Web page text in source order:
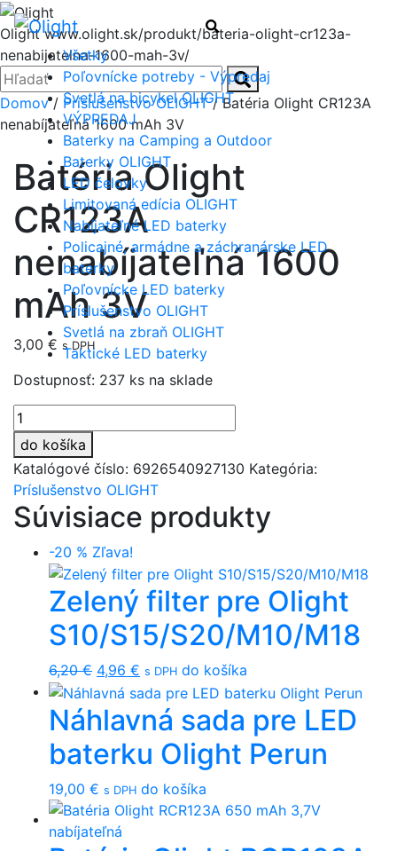
Olightwww.olight.sk/produkt/bateria-olight-cr123a-
nenabijatelna-1600-mah-3v/
Zatvoriť
Hľadať: Hľadať
Hľadať
Všetky
Poľovnícke potreby - Výpredaj
Svetlá na bicykel OLIGHT
VÝPREDAJ
Baterky na Camping a Outdoor
Baterky OLIGHT
LED čelovky
Limitovaná edícia OLIGHT
Nabíjateľné LED baterky
Policajné, armádne a záchranárske LED
baterky
Poľovnícke LED baterky
Príslušenstvo OLIGHT
Svetlá na zbraň OLIGHT
Taktické LED baterky
Domov/ Príslušenstvo OLIGHT/ Batéria Olight CR123A
nenabíjateľná 1600 mAh 3V
Batéria Olight
CR123A
nenabíjateľná 1600
mAh 3V
3,00 € s DPH
Dostupnosť: 237 ks na sklade
množstvo
Batéria
Olight
CR123A
nenabíjateľná
1600
do košíka
Katalógové číslo: 6926540927130 Kategória:
Príslušenstvo OLIGHT
Súvisiace produkty
-20 % Zľava!
Zelený filter pre Olight
S10/S15/S20/M10/M18
6,20€ Original
price
was:
6,20 €.
4,96 € Current
price
is:
4,96 €.
s DPH do košíka
Náhlavná sada pre LED
baterku Olight Perun
19,00 € s DPH do košíka